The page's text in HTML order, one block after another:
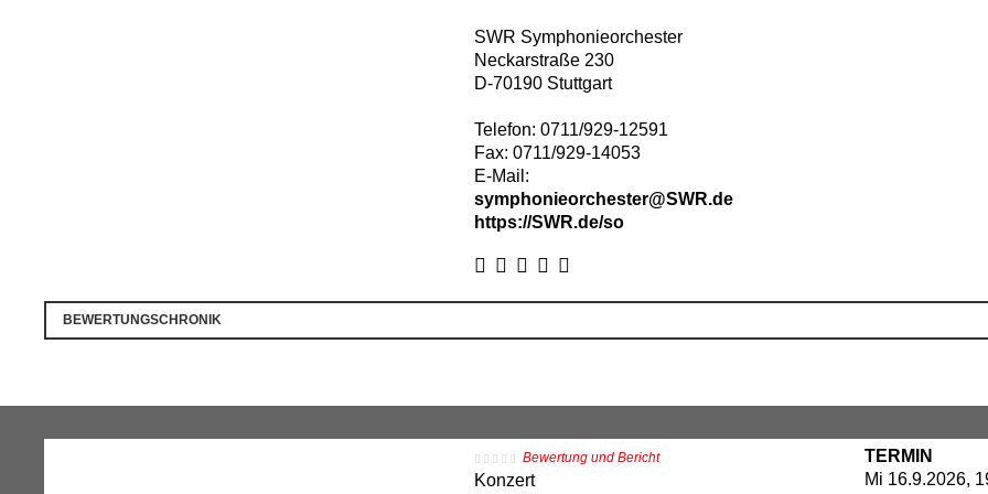
SWR Symphonieorchester
Neckarstraße 230
D-70190 Stuttgart
Telefon: 0711/929-12591
Fax: 0711/929-14053
E-Mail:
symphonieorchester@SWR.de
https://SWR.de/so
BEWERTUNGSCHRONIK
Bewertung und Bericht
Konzert
TERMIN
Mi 16.9.2026,